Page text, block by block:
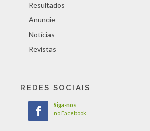
Resultados
Anuncie
Notícias
Revistas
REDES SOCIAIS
Siga-nos
no Facebook